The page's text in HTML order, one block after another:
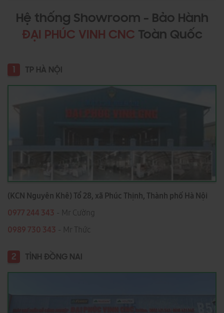
Hệ thống Showroom - Bảo Hành
ĐẠI PHÚC VINH CNC Toàn Quốc
1 TP HÀ NỘI
(KCN Nguyên Khê) Tổ 28, xã Phúc Thịnh, Thành phố Hà Nội
0977 244 343 - Mr Cường
0989 730 343 - Mr Thức
2 TỈNH ĐỒNG NAI